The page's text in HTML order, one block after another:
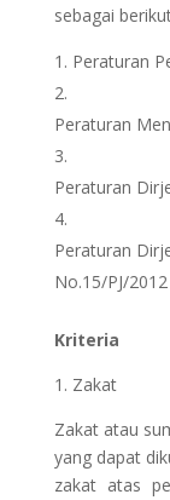
sebagai
Peraturan
Peraturan
Peraturan
Peraturan
No.15/PJ/2012
Kriteria
1. Zakat
Zakat atau
yang dapat
zakat atas